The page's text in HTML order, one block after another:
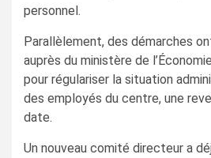
personnel.
Parallèlement, des démarches
auprès du ministère de
pour régulariser la situation
des employés du centre, une
date.
Un nouveau comité directeur a